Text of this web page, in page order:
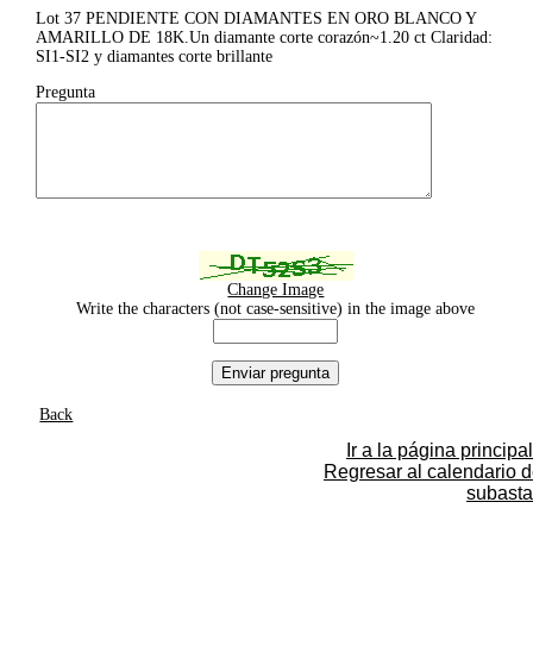
Lot 37 PENDIENTE CON DIAMANTES EN ORO BLANCO Y
AMARILLO DE 18K.Un diamante corte corazón~1.20 ct Claridad:
SI1-SI2 y diamantes corte brillante
Pregunta
Change Image
Write the characters (not case-sensitive) in the image above
Back
Ir a la página principal
Regresar al calendario